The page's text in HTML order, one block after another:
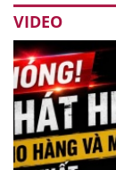
VIDEO